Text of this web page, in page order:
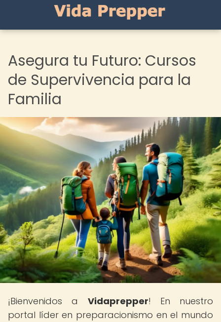
Asegura tu Futuro: Cursos
de Supervivencia para la
Familia
¡Bienvenidos a Vidaprepper! En nuestro
portal líder en preparacionismo en el mundo